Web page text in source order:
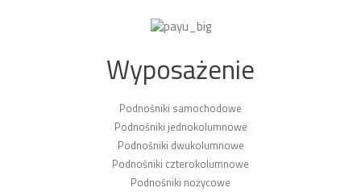
Wyposażenie
Podnośniki samochodowe
Podnośniki jednokolumnowe
Podnośniki dwukolumnowe
Podnośniki czterokolumnowe
Podnośniki nożycowe